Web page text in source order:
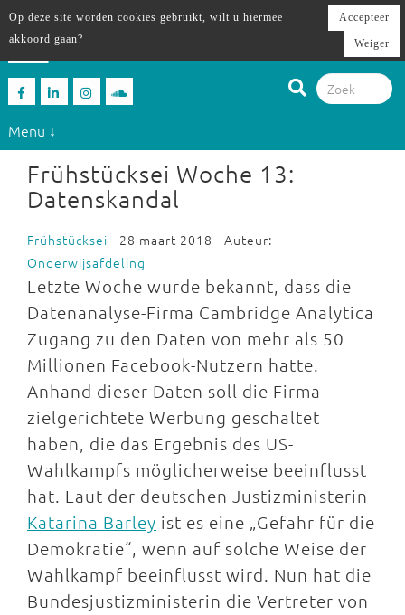
Menu ↓
Frühstücksei Woche 13:
Datenskandal
Frühstücksei - 28 maart 2018 - Auteur:
Onderwijsafdeling
Letzte Woche wurde bekannt, dass die
Datenanalyse-Firma Cambridge Analytica
Zugang zu den Daten von mehr als 50
Millionen Facebook-Nutzern hatte.
Anhand dieser Daten soll die Firma
zielgerichtete Werbung geschaltet
haben, die das Ergebnis des US-
Wahlkampfs möglicherweise beeinflusst
hat. Laut der deutschen Justizministerin
Katarina Barley ist es eine „Gefahr für die
Demokratie“, wenn auf solche Weise der
Wahlkampf beeinflusst wird. Nun hat die
Bundesjustizministerin die Vertreter von
Op deze site worden cookies gebruikt, wilt u hiermee
akkoord gaan?
Accepteer
Weiger